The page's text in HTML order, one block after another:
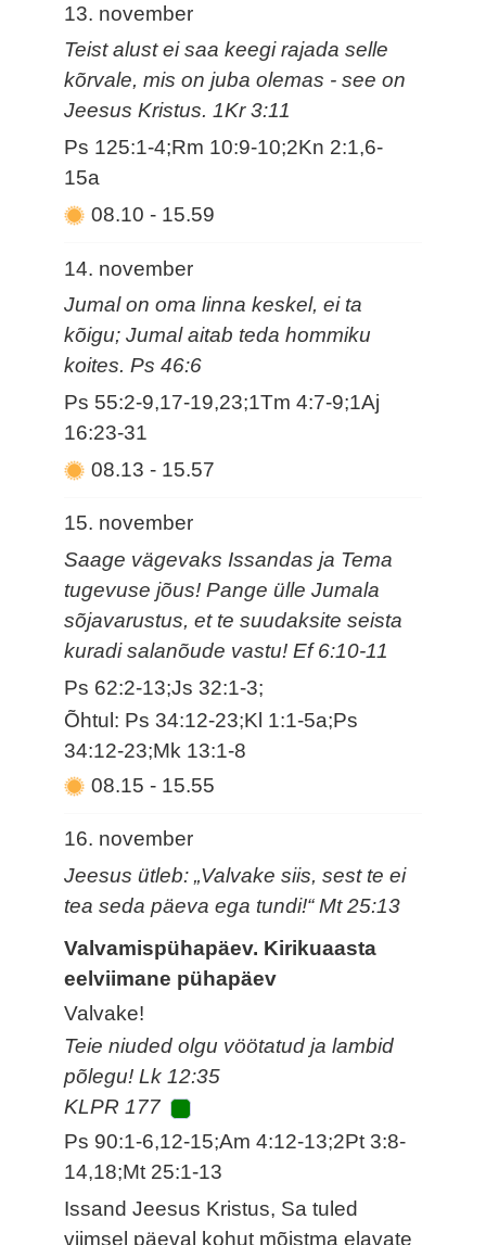
13. november
Teist alust ei saa keegi rajada selle
kõrvale, mis on juba olemas - see on
Jeesus Kristus. 1Kr 3:11
Ps 125:1-4;Rm 10:9-10;2Kn 2:1,6-
15a
08.10- 15.59
14. november
Jumal on oma linna keskel, ei ta
kõigu; Jumal aitab teda hommiku
koites. Ps 46:6
Ps 55:2-9,17-19,23;1Tm 4:7-9;1Aj
16:23-31
08.13- 15.57
15. november
Saage vägevaks Issandas ja Tema
tugevuse jõus! Pange ülle Jumala
sõjavarustus, et te suudaksite seista
kuradi salanõude vastu! Ef 6:10-11
Ps 62:2-13;Js 32:1-3;
Õhtul: Ps 34:12-23;Kl 1:1-5a;Ps
34:12-23;Mk 13:1-8
08.15- 15.55
16. november
Jeesus ütleb: „Valvake siis, sest te ei
tea seda päeva ega tundi!“ Mt 25:13
Valvamispühapäev. Kirikuaasta
eelviimane pühapäev
Valvake!
Teie niuded olgu vöötatud ja lambid
põlegu! Lk 12:35
KLPR 177
Ps 90:1-6,12-15;Am 4:12-13;2Pt 3:8-
14,18;Mt 25:1-13
Issand Jeesus Kristus, Sa tuled
viimsel päeval kohut mõistma elavate